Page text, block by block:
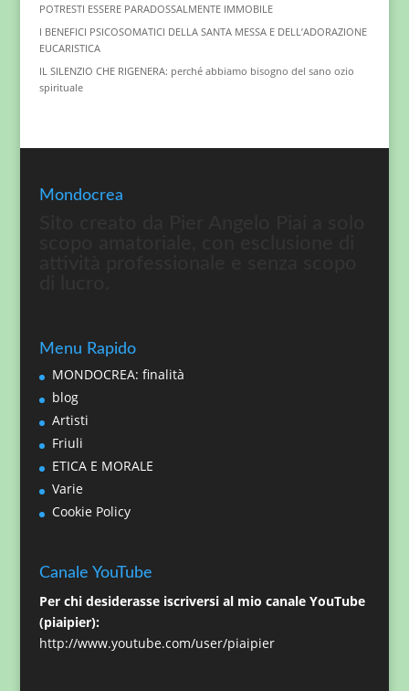
POTRESTI ESSERE PARADOSSALMENTE IMMOBILE
I BENEFICI PSICOSOMATICI DELLA SANTA MESSA E DELL’ADORAZIONE
EUCARISTICA
IL SILENZIO CHE RIGENERA: perché abbiamo bisogno del sano ozio
spirituale
Mondocrea
Menu Rapido
MONDOCREA: finalità
blog
Artisti
Friuli
ETICA E MORALE
Varie
Cookie Policy
Canale YouTube
Per chi desiderasse iscriversi al mio canale YouTube
(piaipier):
http://www.youtube.com/user/piaipier